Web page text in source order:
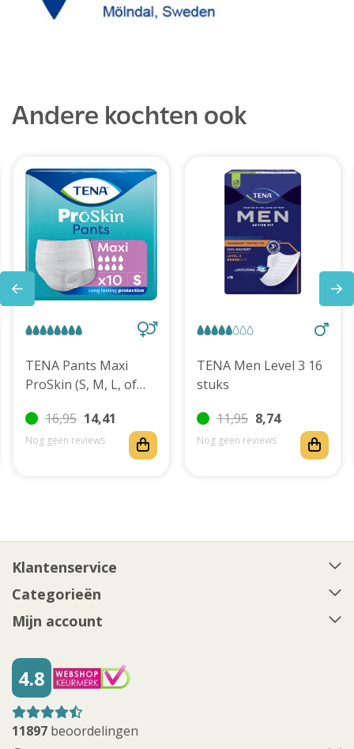
Andere kochten ook
TENA Pants Maxi
ProSkin (S, M, L, of
16,95 14,41
Nog geen reviews
TENA Men Level 3 16
stuks
11,95 8,74
Nog geen reviews
Klantenservice
Categorieën
Mijn account
4.8
11897 beoordelingen